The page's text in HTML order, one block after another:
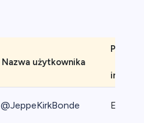
Nazwa użytkownika
@JeppeKirkBonde Elite